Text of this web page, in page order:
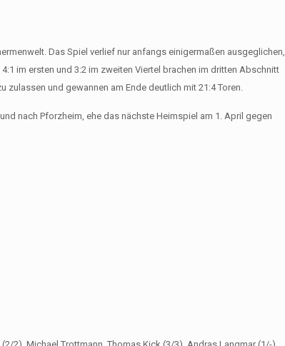
Das Spiel verlief nur anfangs einigermaßen ausgeglichen,
im ersten und 3:2 im zweiten Viertel brachen im dritten Abschnitt
und gewannen am Ende deutlich mit 21:4 Toren.
nach Pforzheim, ehe das nächste Heimspiel am 1. April gegen